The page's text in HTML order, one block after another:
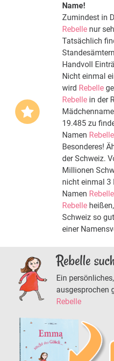
Name!
Zumindest in
Rebelle nur
Tatsächlich
Handvoll
Nicht einmal
wird Rebelle
Rebelle in der
19.485 zu
Namen Rebelle
Besonderes!
der Schweiz.
Millionen
nicht einmal 3
Namen Rebelle
Rebelle
Schweiz so
einer
Rebelle
Ein
ausgesprochen
Rebelle